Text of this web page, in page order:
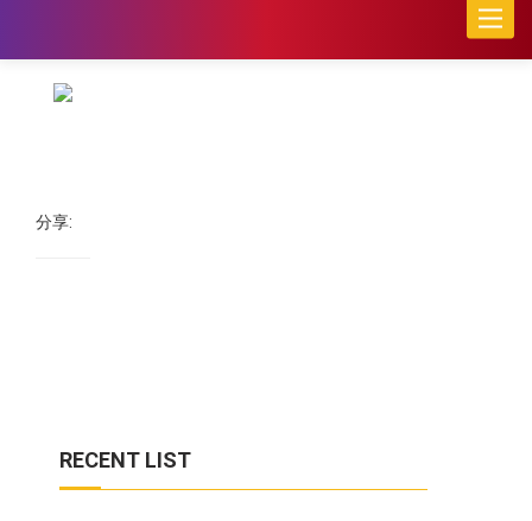
Toggle
分享:
RECENT LIST